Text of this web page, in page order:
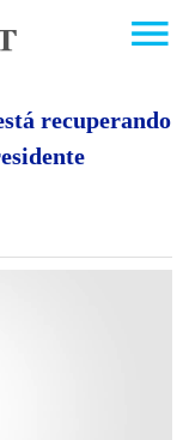
recuperando